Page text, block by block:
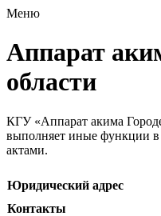
Меню
Аппарат
области
КГУ «Аппарат акима
выполняет иные функции в
актами.
Юридический адрес
Контакты